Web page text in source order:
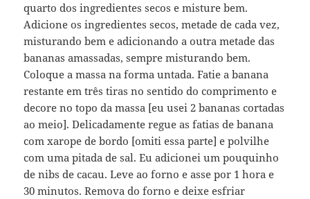
quarto dos ingredientes secos e misture bem.
Adicione os ingredientes secos, metade de cada vez,
misturando bem e adicionando a outra metade das
bananas amassadas, sempre misturando bem.
Coloque a massa na forma untada. Fatie a banana
restante em três tiras no sentido do comprimento e
decore no topo da massa [eu usei 2 bananas cortadas
ao meio]. Delicadamente regue as fatias de banana
com xarope de bordo [omiti essa parte] e polvilhe
com uma pitada de sal. Eu adicionei um pouquinho
de nibs de cacau. Leve ao forno e asse por 1 hora e
30 minutos. Remova do forno e deixe esfriar